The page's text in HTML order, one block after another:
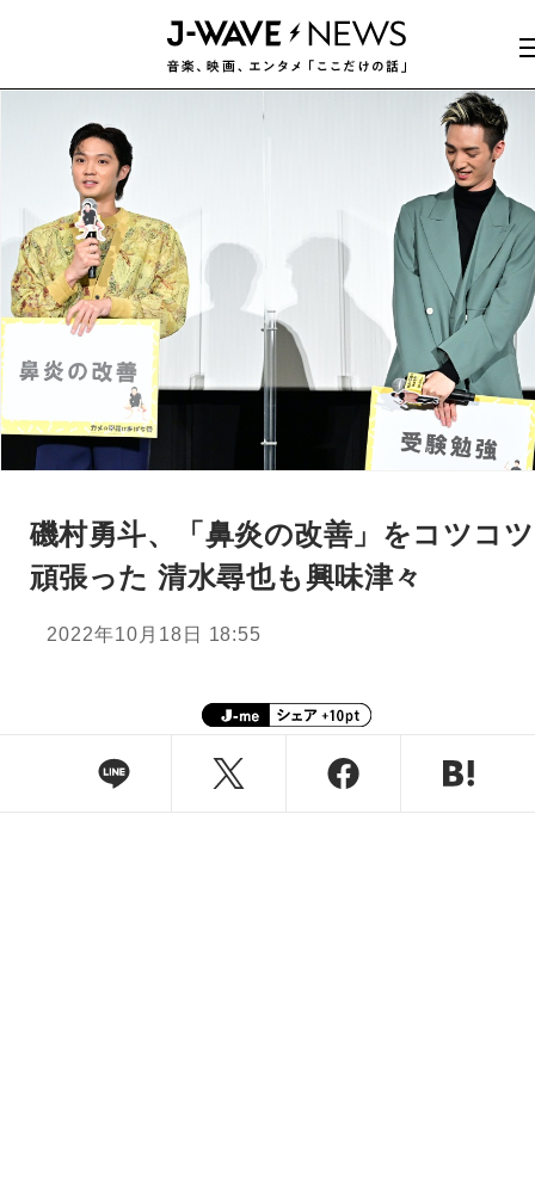
磯村勇斗、「鼻炎の改善」をコツコツ
頑張った 清水尋也も興味津々
2022年10月18日 18:55